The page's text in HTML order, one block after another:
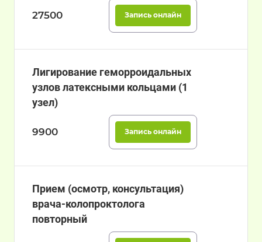
27500 Запись онлайн
Лигирование геморроидальных
узлов латексными кольцами (1
узел)
9900 Запись онлайн
Прием (осмотр, консультация)
врача-колопроктолога
повторный